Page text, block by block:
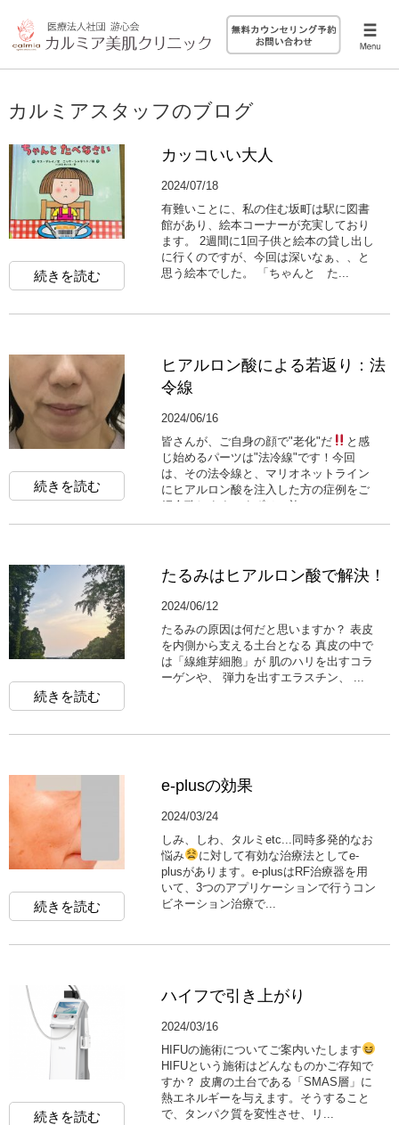
カルミアスタッフのブログ
続きを読む
カッコいい大人
2024/07/18
有難いことに、私の住む坂町は駅に図書
館があり、絵本コーナーが充実しており
ます。 2週間に1回子供と絵本の貸し出し
に行くのですが、今回は深いなぁ、、と
思う絵本でした。 「ちゃんと た...
続きを読む
ヒアルロン酸による若返り：法
令線
2024/06/16
皆さんが、ご自身の顔で"老化"だ
と感
じ始めるパーツは"法冷線"です！今回
は、その法令線と、マリオネットライン
にヒアルロン酸を注入した方の症例をご
紹介致します。まずは、施...
続きを読む
たるみはヒアルロン酸で解決！
2024/06/12
たるみの原因は何だと思いますか？ 表皮
を内側から支える土台となる 真皮の中で
は「線維芽細胞」が 肌のハリを出すコラ
ーゲンや、 弾力を出すエラスチン、 ...
続きを読む
e-plusの効果
2024/03/24
しみ、しわ、タルミetc...同時多発的なお
悩み
に対して有効な治療法としてe-
plusがあります。e-plusはRF治療器を用
いて、3つのアプリケーションで行うコン
ビネーション治療で...
続きを読む
ハイフで引き上がり
2024/03/16
HIFUの施術についてご案内いたします
HIFUという施術はどんなものかご存知で
すか？ 皮膚の土台である「SMAS層」に
熱エネルギーを与えます。そうすること
で、タンパク質を変性させ、リ...